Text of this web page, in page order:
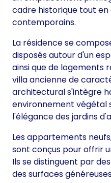
cadre historique tout
contemporains.
La résidence se
disposés autour d'un
ainsi que de logements
villa ancienne de
architectural s'intègre
environnement végétal
l'élégance des jardins
Les appartements
sont conçus pour offrir
Ils se distinguent par
des surfaces